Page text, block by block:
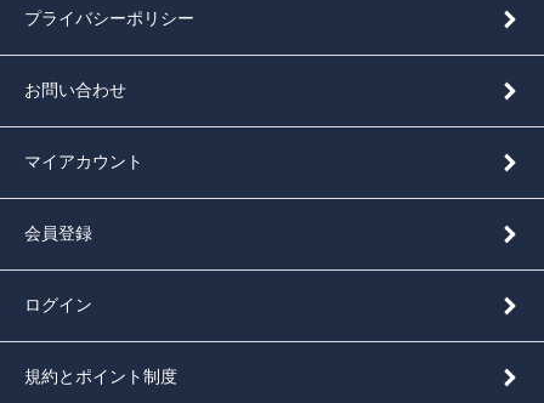
プライバシーポリシー
お問い合わせ
マイアカウント
会員登録
ログイン
規約とポイント制度